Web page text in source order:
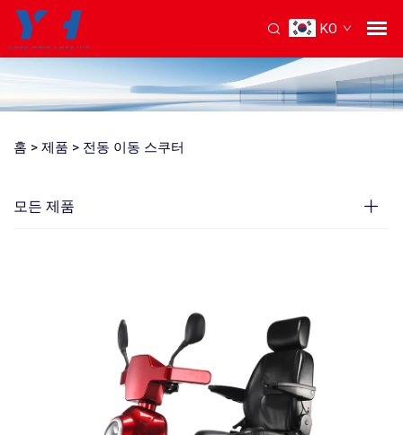
KO
홈 > 제품 > 전동 이동 스쿠터
모든 제품